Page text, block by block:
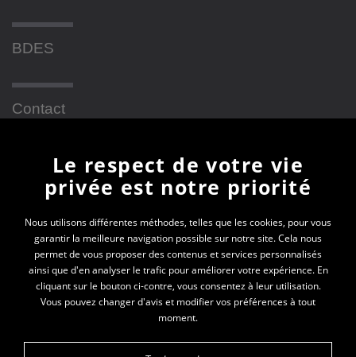
BDES
Contact
Newsletter
En vous inscrivant à la newsletter, vous recevrez
toutes les actualités des PEP 69
Votre e-mail*
Le respect de votre vie
privée est notre priorité
Nous utilisons différentes méthodes, telles que les cookies, pour vous
garantir la meilleure navigation possible sur notre site. Cela nous
permet de vous proposer des contenus et services personnalisés
ainsi que d'en analyser le trafic pour améliorer votre expérience. En
cliquant sur le bouton ci-contre, vous consentez à leur utilisation.
Vous pouvez changer d'avis et modifier vos préférences à tout
moment.